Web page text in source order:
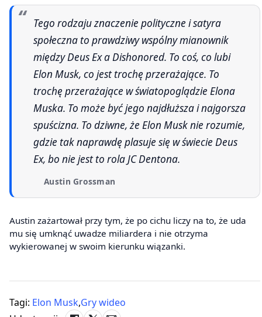
Tego rodzaju znaczenie polityczne i satyra
społeczna to prawdziwy wspólny mianownik
między Deus Ex a Dishonored. To coś, co lubi
Elon Musk, co jest trochę przerażające. To
trochę przerażające w światopoglądzie Elona
Muska. To może być jego najdłuższa i najgorsza
spuścizna. To dziwne, że Elon Musk nie rozumie,
gdzie tak naprawdę plasuje się w świecie Deus
Ex, bo nie jest to rola JC Dentona.
Austin Grossman
Austin zażartował przy tym, że po cichu liczy na to, że uda
mu się umknąć uwadze miliardera i nie otrzyma
wykierowanej w swoim kierunku wiązanki.
Tagi: Elon Musk,Gry wideo